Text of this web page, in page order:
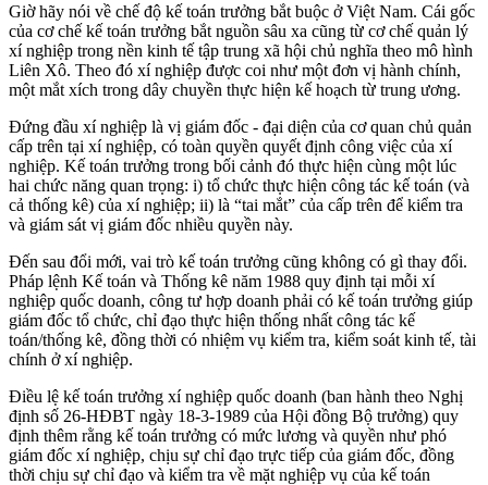
Giờ hãy nói về chế độ kế toán trưởng bắt buộc ở Việt Nam. Cái gốc
của cơ chế kế toán trưởng bắt nguồn sâu xa cũng từ cơ chế quản lý
xí nghiệp trong nền kinh tế tập trung xã hội chủ nghĩa theo mô hình
Liên Xô. Theo đó xí nghiệp được coi như một đơn vị hành chính,
một mắt xích trong dây chuyền thực hiện kế hoạch từ trung ương.
Đứng đầu xí nghiệp là vị giám đốc - đại diện của cơ quan chủ quản
cấp trên tại xí nghiệp, có toàn quyền quyết định công việc của xí
nghiệp. Kế toán trưởng trong bối cảnh đó thực hiện cùng một lúc
hai chức năng quan trọng: i) tổ chức thực hiện công tác kế toán (và
cả thống kê) của xí nghiệp; ii) là “tai mắt” của cấp trên để kiểm tra
và giám sát vị giám đốc nhiều quyền này.
Đến sau đổi mới, vai trò kế toán trưởng cũng không có gì thay đổi.
Pháp lệnh Kế toán và Thống kê năm 1988 quy định tại mỗi xí
nghiệp quốc doanh, công tư hợp doanh phải có kế toán trưởng giúp
giám đốc tổ chức, chỉ đạo thực hiện thống nhất công tác kế
toán/thống kê, đồng thời có nhiệm vụ kiểm tra, kiểm soát kinh tế, tài
chính ở xí nghiệp.
Điều lệ kế toán trưởng xí nghiệp quốc doanh (ban hành theo Nghị
định số 26-HĐBT ngày 18-3-1989 của Hội đồng Bộ trưởng) quy
định thêm rằng kế toán trưởng có mức lương và quyền như phó
giám đốc xí nghiệp, chịu sự chỉ đạo trực tiếp của giám đốc, đồng
thời chịu sự chỉ đạo và kiểm tra về mặt nghiệp vụ của kế toán